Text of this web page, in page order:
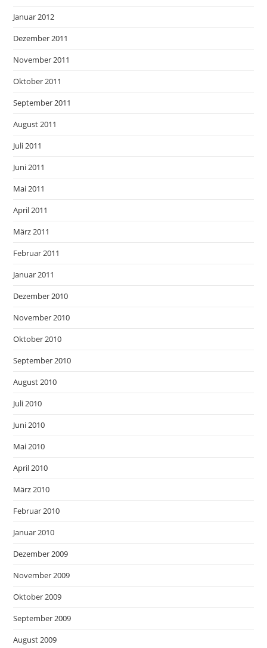
Januar 2012
Dezember 2011
November 2011
Oktober 2011
September 2011
August 2011
Juli 2011
Juni 2011
Mai 2011
April 2011
März 2011
Februar 2011
Januar 2011
Dezember 2010
November 2010
Oktober 2010
September 2010
August 2010
Juli 2010
Juni 2010
Mai 2010
April 2010
März 2010
Februar 2010
Januar 2010
Dezember 2009
November 2009
Oktober 2009
September 2009
August 2009